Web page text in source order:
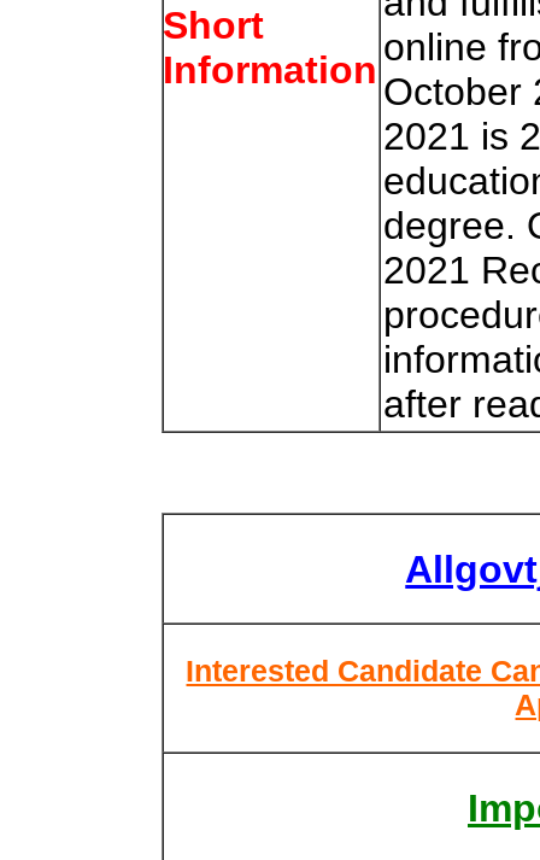
Short
Information
online
October
2021 is
degree.
2021
after
Interested Candidate